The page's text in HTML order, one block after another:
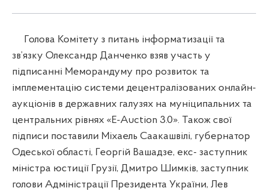
Голова Комітету з питань інформатизації та
зв’язку Олександр Данченко взяв участь у
підписанні Меморандуму про розвиток та
імплементацію системи децентралізованих онлайн-
аукціонів в державних галузях на муніципальних та
центральних рівнях «E-Auction 3.0». Також свої
підписи поставили Міхаель Саакашвілі, губернатор
Одеської області, Георгій Вашадзе, екс- заступник
міністра юстиції Грузії, Дмитро Шимків, заступник
голови Адміністрації Президента України, Лев